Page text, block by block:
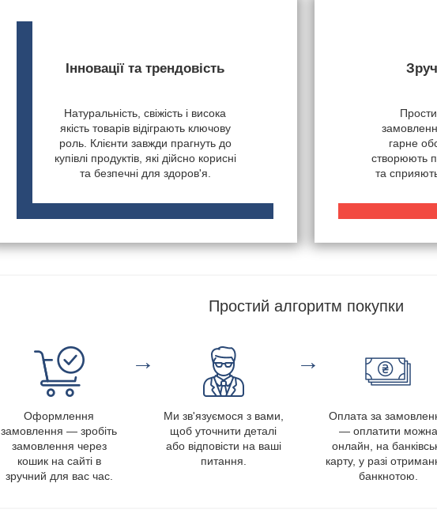
Інновації та трендовість
Натуральність, свіжість і висока
якість товарів відіграють ключову
роль. Клієнти завжди прагнуть до
купівлі продуктів, які дійсно корисні
та безпечні для здоров'я.
гарне
створюють
та
Простий алгоритм покупки
Оформлення
замовлення — зробіть
замовлення через
кошик на сайті в
зручний для вас час.
→
Ми зв'язуємося з вами,
щоб уточнити деталі
або відповісти на ваші
питання.
→
Оплата за
— оплатити можна
онлайн, на
карту, у разі
банкнотою.